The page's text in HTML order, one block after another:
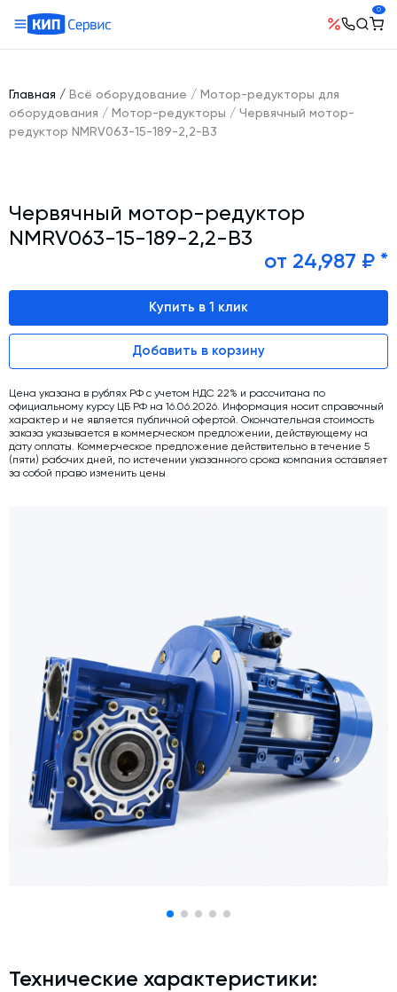
0
Бетонные заводы (БСУ, РБУ)
Бетоносмесители
Гибкие шнеки для сыпучих материалов
Конвейерное оборудование
Силосы для цемента и обвязка
Растариватели Биг-Бегов
Тепловое оборудование
Дозаторы для бетонных заводов
Затворы для силосов и дозаторов
Промышленные фильтры и комплектующие
Промышленные вибраторы
Рециклинг
Дробильно-сортировочный комплекс
Околопрессовочное оборудование
Экспертные услуги
Модернизация и техническое перевооружение
производств
сложности
География поставок
Руководство
Сотрудничество
История компании
Ответы на вопросы
Условия труда
Контакты
Главная / Всё оборудование / Мотор-редукторы для
оборудования / Мотор-редукторы / Червячный мотор-
редуктор NMRV063-15-189-2,2-B3
Технические характеристики:
Червячный мотор-редуктор
NMRV063-15-189-2,2-B3
от 24,987 ₽ *
Купить в 1 клик
Добавить в корзину
Цена указана в рублях РФ с учетом НДС 22% и рассчитана по
официальному курсу ЦБ РФ на 16.06.2026. Информация носит справочный
характер и не является публичной офертой. Окончательная стоимость
заказа указывается в коммерческом предложении, действующему на
дату оплаты. Коммерческое предложение действительно в течение 5
(пяти) рабочих дней, по истечении указанного срока компания оставляет
за собой право изменить цены